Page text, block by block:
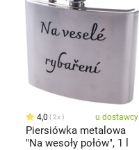
4,0 2x u dostawcy
Piersiówka metalowa
"Na wesoły połów", 1 l